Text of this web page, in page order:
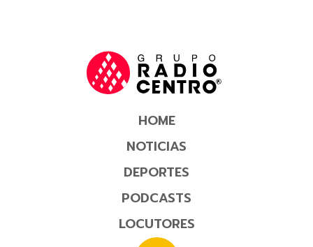
HOME
NOTICIAS
DEPORTES
PODCASTS
LOCUTORES